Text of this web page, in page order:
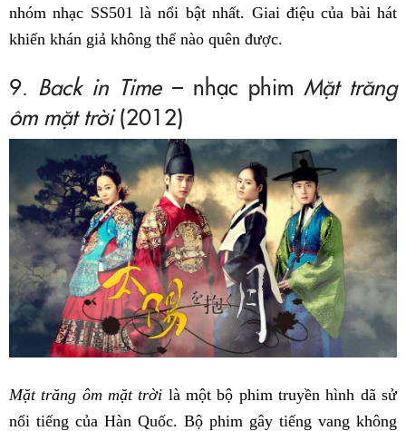
nhóm nhạc SS501 là nổi bật nhất. Giai điệu của bài hát
khiến khán giả không thể nào quên được.
9. Back in Time– nhạc phim Mặt trăng
ôm mặt trời(2012)
Mặt trăng ôm mặt trời là một bộ phim truyền hình dã sử
nổi tiếng của Hàn Quốc. Bộ phim gây tiếng vang không